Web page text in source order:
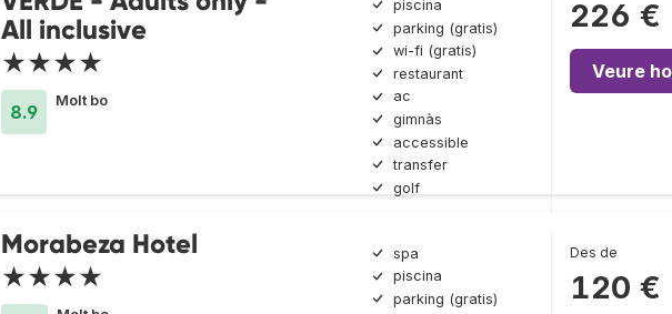
All inclusive
★★★★
8.9
Molt bo
piscina
parking (gratis)
wi-fi (gratis)
restaurant
ac
gimnàs
accessible
transfer
golf
226 €
Veure
Morabeza Hotel
★★★★
spa
piscina
parking (gratis)
Des de
120 €